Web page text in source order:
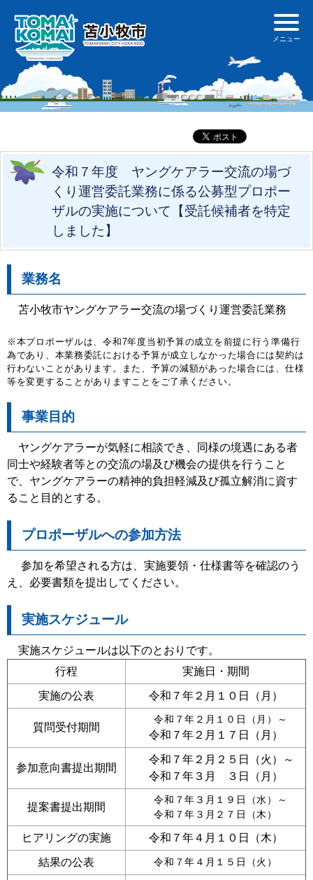
令和７年度 ヤングケアラー交流の場づ
くり運営委託業務に係る公募型プロポー
ザルの実施について【受託候補者を特定
しました】
業務名
苫小牧市ヤングケアラー交流の場づくり運営委託業務
※本プロポーザルは、令和7年度当初予算の成立を前提に行う準備行
為であり、本業務委託における予算が成立しなかった場合には契約は
行わないことがあります。また、予算の減額があった場合には、仕様
等を変更することがありますことをご了承ください。
事業目的
ヤングケアラーが気軽に相談でき、同様の境遇にある者
同士や経験者等との交流の場及び機会の提供を行うこと
で、ヤングケアラーの精神的負担軽減及び孤立解消に資す
ること目的とする。
プロポーザルへの参加方法
参加を希望される方は、実施要領・仕様書等を確認のう
え、必要書類を提出してください。
実施スケジュール
実施スケジュールは以下のとおりです。
行程
実施日・期間
実施の公表 令和７年２月１０日（月）
質問受付期間
令和７年２月１０日（月）～
令和７年２月１７日（月）
参加意向書提出期間
令和７年２月２５日（火）～
令和７年３月 ３日（月）
提案書提出期間
令和７年３月１９日（水）～
令和７年３月２７日（木）
ヒアリングの実施 令和７年４月１０日（木）
結果の公表 令和７年４月１５日（火）